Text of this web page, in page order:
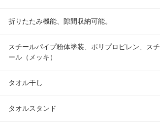
折りたたみ機能、隙間収納可能。
スチールパイプ粉体塗装、ポリプロピレン、スチ
ール（メッキ）
タオル干し
タオルスタンド